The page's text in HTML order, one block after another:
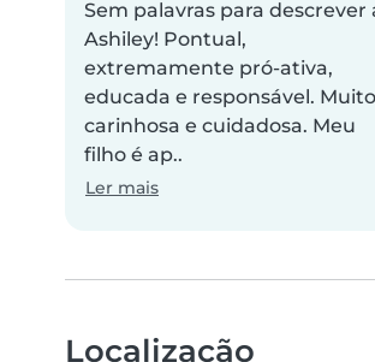
Sem palavras para descrever
Ashiley! Pontual,
extremamente pró-ativa,
educada e responsável. Muito
carinhosa e cuidadosa. Meu
filho é ap..
Ler mais
Localização